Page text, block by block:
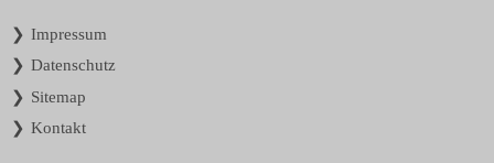
Navigation
Impressum
Datenschutz
Sitemap
Kontakt